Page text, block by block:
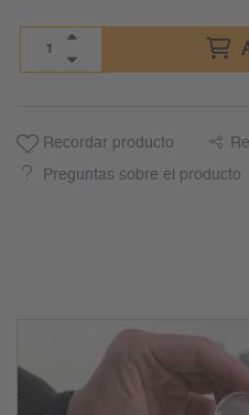
Recordar producto
Preguntas sobre el producto